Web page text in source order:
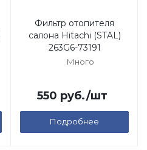
Фильтр отопителя
салона Hitachi (STAL)
263G6-73191
Много
550 руб./шт
Подробнее